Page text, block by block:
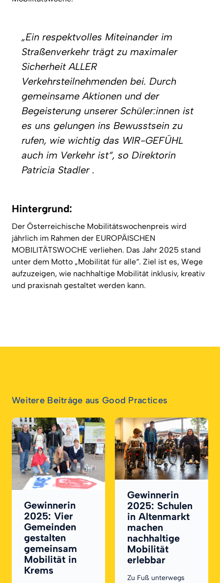
„Ein respektvolles Miteinander im
Straßenverkehr trägt zu maximaler
Sicherheit ALLER
Verkehrsteilnehmenden bei. Durch
gemeinsame Aktionen und der
Begeisterung unserer Schüler:innen ist
es uns gelungen ins Bewusstsein zu
rufen, wie wichtig das WIR-GEFÜHL
auch im Verkehr ist“, so Direktorin
Patricia Stadler .
Hintergrund:
Der Österreichische Mobilitätswochenpreis wird
jährlich im Rahmen der EUROPÄISCHEN
MOBILITÄTSWOCHE verliehen. Das Jahr 2025 stand
unter dem Motto „Mobilität für alle“. Ziel ist es, Wege
aufzuzeigen, wie nachhaltige Mobilität inklusiv, kreativ
und praxisnah gestaltet werden kann.
Weitere Beiträge aus Good Practices
Gewinnerin
2025: Vier
Gemeinden
gestalten
gemeinsam
Mobilität in
Krems
Gewinnerin
2025: Schulen
in Altenmarkt
machen
nachhaltige
Mobilität
erlebbar
Zu Fuß unterwegs